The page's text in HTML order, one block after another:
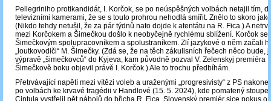
Pellegriniho protikandidát, I. Korčok, se po neúspěšných volbách netajil tím,
televizními kamerami, že se s touto prohrou nehodlá smířit. Znělo to skoro
(Nikdo tehdy netušil, že za pár týdnů nato dojde k atentátu na R. Fica.) A
mezi Korčokem a Šimečkou došlo k neobyčejně rychlému sblížení. Korčok se
Šimečkovým spolupracovníkem a spolustraníkem. Zlí jazykové o něm začali
„loutkovodiči“ M. Šimečky. (Zdá se, že na těch zákulisních řečech něco bude,
výpravě „šimečkovců“ do Kyjeva, kam původně pozval V. Zelenskyj premiéra
Šimečkově boku objevil právě I. Korčok.) Ale to trochu předbíhám.
Přetrvávající napětí mezi vítězi voleb a uraženými „progresivisty“ z PS
po volbách ke krvavé tragédii v Handlové (15. 5. 2024), kde pomatený